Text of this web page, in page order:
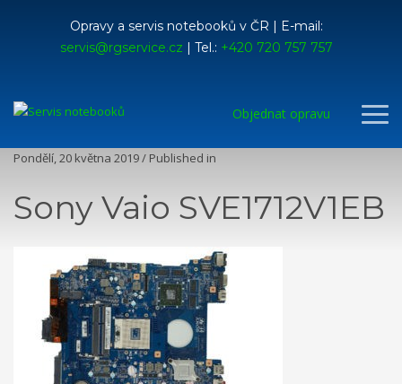
Opravy a servis notebooků v ČR | E-mail:
servis@rgservice.cz | Tel.: +420 720 757 757
Objednat opravu
Pondělí, 20 května 2019/ Published in
Sony Vaio SVE1712V1EB